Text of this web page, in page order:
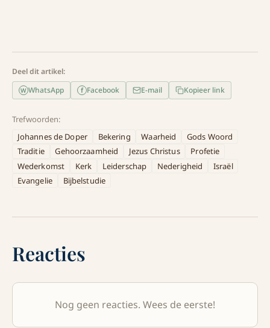
Deel dit artikel:
W WhatsApp f Facebook E-mail Kopieer link
Trefwoorden:
Johannes de Doper
Bekering Waarheid
Gods Woord
Traditie
Gehoorzaamheid Jezus Christus
Profetie
Wederkomst
Kerk Leiderschap Nederigheid
Israël
Evangelie
Bijbelstudie
Reacties
Nog geen reacties. Wees de eerste!